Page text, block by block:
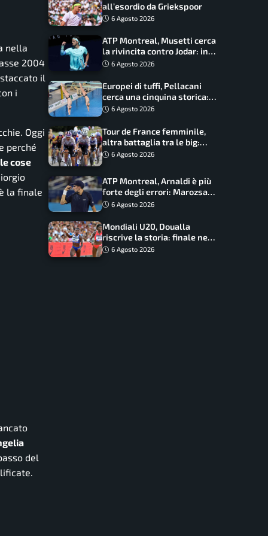
nella
2004
il
i
Oggi
perché
cose
la finale
del
all’esordio da Griekspoor
6 Agosto 2026
ATP Montreal, Musetti cerca
la rivincita contro Jodar: in
palio gli ottavi
6 Agosto 2026
Europei di tuffi, Pellacani
cerca una cinquina storica:
Conte e Wang sfidano la
6 Agosto 2026
Tour de France femminile,
altra battaglia tra le big:
Longo Borghini sogna il
colpo
6 Agosto 2026
ATP Montreal, Arnaldi è più
forte degli errori: Marozsan
piegato dopo oltre due ore
6 Agosto 2026
Mondiali U20, Doualla
riscrive la storia: finale nei
100 metri dopo trent’anni
6 Agosto 2026